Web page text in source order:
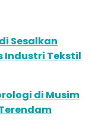
Sesalkan
Industri Tekstil
di Musim